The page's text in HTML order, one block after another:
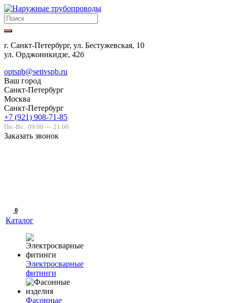
г. Санкт-Петербург, ул. Бестужевская, 10
ул. Орджоникидзе, 42б
optspb@setivspb.ru
Ваш город
Санкт-Петербург
Москва
Санкт-Петербург
+7 (921) 908-71-85
Пн.-Вс. 09.00 — 21.00
Заказать звонок
0
Каталог
Электросварные
фитинги
Фасонные